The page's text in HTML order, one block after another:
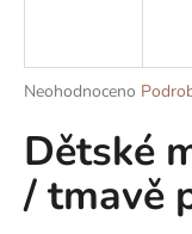
Průměrné
produktu
je
0,0
z
Neohodnoceno
Dětské
/ tmavě
D